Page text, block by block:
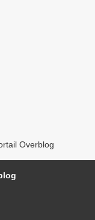
Overblog